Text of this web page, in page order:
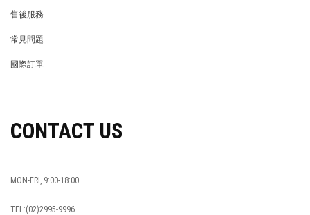
售後服務
常見問題
國際訂單
CONTACT US
MON-FRI, 9:00-18:00
TEL:(02)2995-9996